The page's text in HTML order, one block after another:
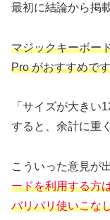
最初に結論から掲
マジックキーボー
Pro がおすすめで
「サイズが大きい
すると、余計に重
こういった意見が
ードを利用する方
バリバリ使いこな